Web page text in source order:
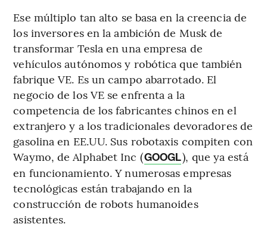
Ese múltiplo tan alto se basa en la creencia de
los inversores en la ambición de Musk de
transformar Tesla en una empresa de
vehículos autónomos y robótica que también
fabrique VE. Es un campo abarrotado. El
negocio de los VE se enfrenta a la
competencia de los fabricantes chinos en el
extranjero y a los tradicionales devoradores de
gasolina en EE.UU. Sus robotaxis compiten con
Waymo, de Alphabet Inc (GOOGL), que ya está
en funcionamiento. Y numerosas empresas
tecnológicas están trabajando en la
construcción de robots humanoides
asistentes.